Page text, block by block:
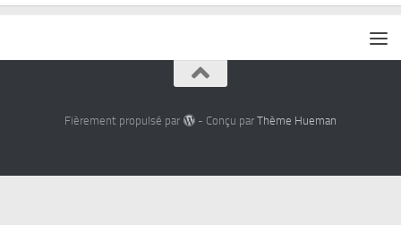
Fièrement propulsé par - Conçu par Thème Hueman